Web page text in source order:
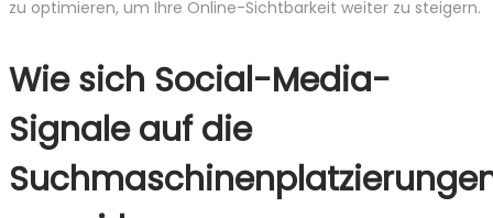
zu optimieren, um Ihre Online-Sichtbarkeit weiter zu steigern.
Wie sich Social-Media-
Signale auf die